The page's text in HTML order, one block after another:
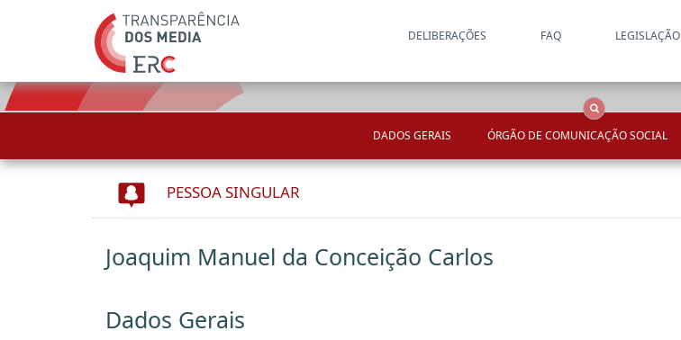
DELIBERAÇÕES FAQ LEGISLAÇÃO
DADOS GERAIS ÓRGÃO DE COMUNICAÇÃO SOCIAL
PESSOA SINGULAR
Joaquim Manuel da Conceição Carlos
Dados Gerais